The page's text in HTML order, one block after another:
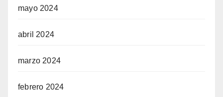
mayo 2024
abril 2024
marzo 2024
febrero 2024